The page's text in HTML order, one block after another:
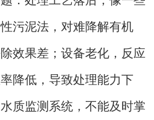
污泥法，对难降解有机
效果差；设备老化，反应
降低，导致处理能力下
质监测系统，不能及时掌